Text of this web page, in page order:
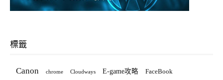
標籤
Canon chrome Cloudways E-game攻略 FaceBook